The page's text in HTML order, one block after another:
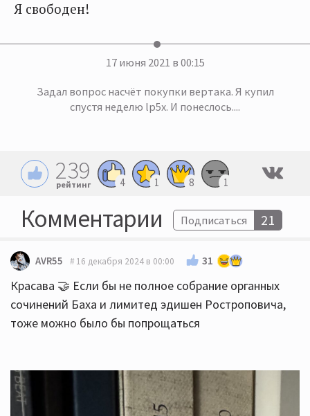
Я свободен!
17 июня 2021 в 00:15
Задал вопрос насчёт покупки вертака. Я купил
спустя неделю lp5x. И понеслось....
239
рейтинг 4 1 8 1
Комментарии Подписаться 21
AVR55 16 декабря 2024 в 00:00 31
Красава 🤝 Если бы не полное собрание органных
сочинений Баха и лимитед эдишен Ростроповича,
тоже можно было бы попрощаться